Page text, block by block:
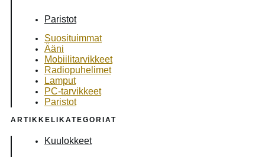
Paristot
Suosituimmat
Ääni
Mobiilitarvikkeet
Radiopuhelimet
Lamput
PC-tarvikkeet
Paristot
ARTIKKELIKATEGORIAT
Kuulokkeet